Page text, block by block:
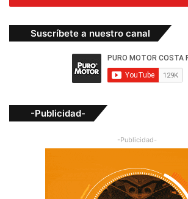
Suscríbete a nuestro canal
-Publicidad-
-Publicidad-